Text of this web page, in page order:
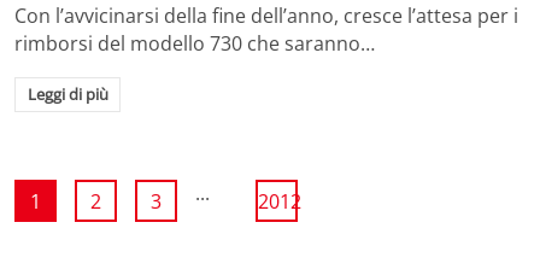
Con l’avvicinarsi della fine dell’anno, cresce l’attesa per i
rimborsi del modello 730 che saranno…
Leggi di più
1 2 3 ... 2012